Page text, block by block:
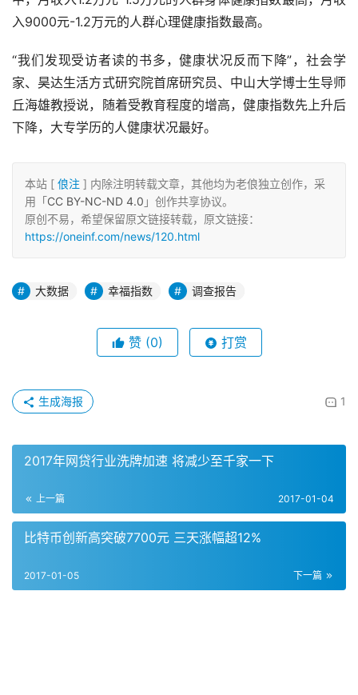
入9000元-1.2万元的人群心理健康指数最高。
“我们发现受访者读的书多，健康状况反而下降”，社会学
家、昊达生活方式研究院首席研究员、中山大学博士生导师
丘海雄教授说，随着受教育程度的增高，健康指数先上升后
下降，大专学历的人健康状况最好。
本站 [ 俍注 ] 内除注明转载文章，其他均为老俍独立创作，采
用「CC BY-NC-ND 4.0 」创作共享协议。
原创不易，希望保留原文链接转载，原文链接：
https://oneinf.com/news/120.html
大数据 幸福指数 调查报告
赞 (0) 打赏
1
生成海报
2017年网贷行业洗牌加速 将减少至千家一下
上一篇 2017-01-04
比特币创新高突破7700元 三天涨幅超12%
下一篇
2017-01-05